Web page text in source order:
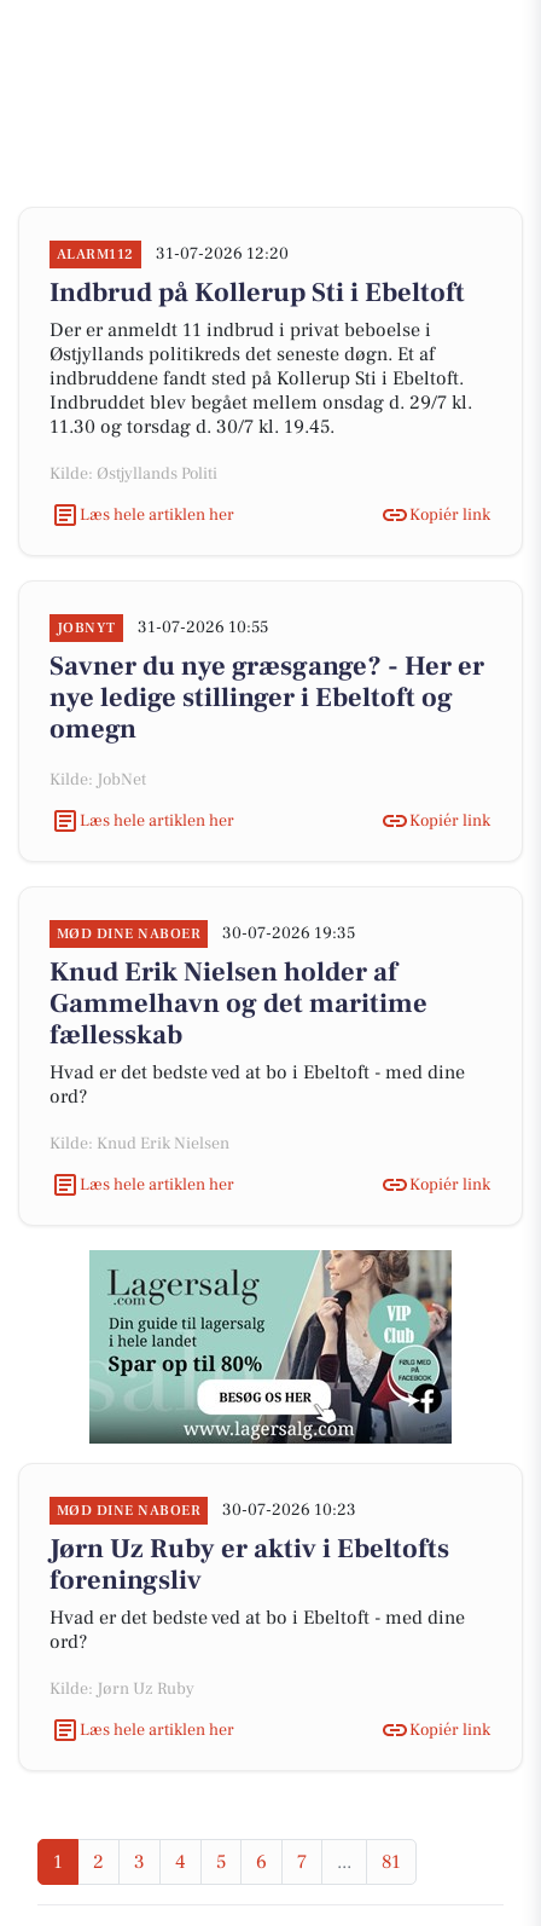
ALARM112 31-07-2026 12:20
Indbrud på Kollerup Sti i Ebeltoft
Der er anmeldt 11 indbrud i privat beboelse i
Østjyllands politikreds det seneste døgn. Et af
indbruddene fandt sted på Kollerup Sti i Ebeltoft.
Indbruddet blev begået mellem onsdag d. 29/7 kl.
11.30 og torsdag d. 30/7 kl. 19.45.
Kilde: Østjyllands Politi
Læs hele artiklen her
Kopiér link
JOBNYT 31-07-2026 10:55
Savner du nye græsgange? - Her er
nye ledige stillinger i Ebeltoft og
omegn
Kilde: JobNet
Læs hele artiklen her
Kopiér link
MØD DINE NABOER 30-07-2026 19:35
Knud Erik Nielsen holder af
Gammelhavn og det maritime
fællesskab
Hvad er det bedste ved at bo i Ebeltoft - med dine
ord?
Kilde: Knud Erik Nielsen
Læs hele artiklen her
Kopiér link
MØD DINE NABOER 30-07-2026 10:23
Jørn Uz Ruby er aktiv i Ebeltofts
foreningsliv
Hvad er det bedste ved at bo i Ebeltoft - med dine
ord?
Kilde: Jørn Uz Ruby
Læs hele artiklen her
Kopiér link
1 2 3 4 5 6 7 ... 81